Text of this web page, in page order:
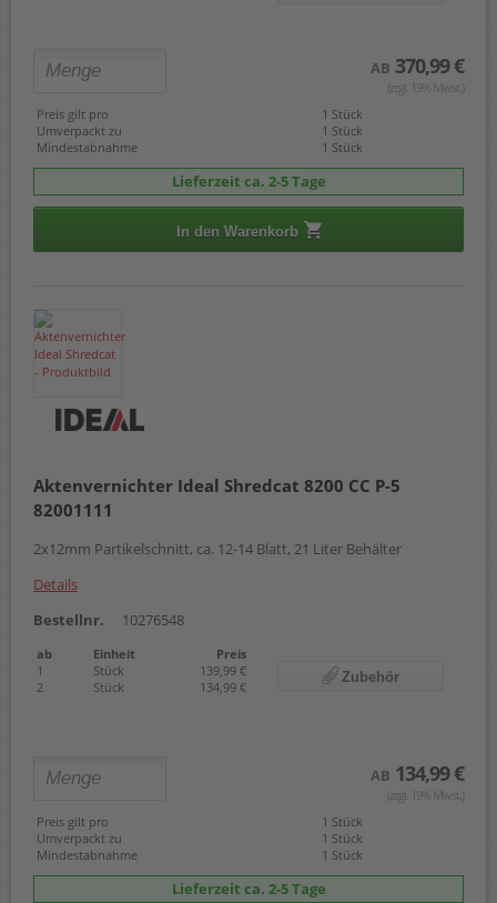
AB 370,99 €
(zzgl. 19% Mwst.)
Preis gilt pro
1 Stück
Umverpackt zu
1 Stück
Mindestabnahme
1 Stück
Lieferzeit ca. 2-5 Tage
In den Warenkorb
Aktenvernichter Ideal Shredcat 8200 CC P-5
82001111
2x12mm Partikelschnitt, ca. 12-14 Blatt, 21 Liter Behälter
Details
Bestellnr.
10276548
ab Einheit
Preis
1
Stück
139,99 €
2
Stück 134,99 €
Zubehör
AB 134,99 €
(zzgl. 19% Mwst.)
Preis gilt pro
1 Stück
Umverpackt zu
1 Stück
Mindestabnahme
1 Stück
Lieferzeit ca. 2-5 Tage